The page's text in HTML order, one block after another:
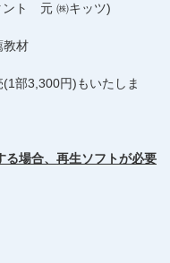
ント 元 ㈱キッツ)
材
部3,300円)もいたしま
場合、再生ソフトが必要